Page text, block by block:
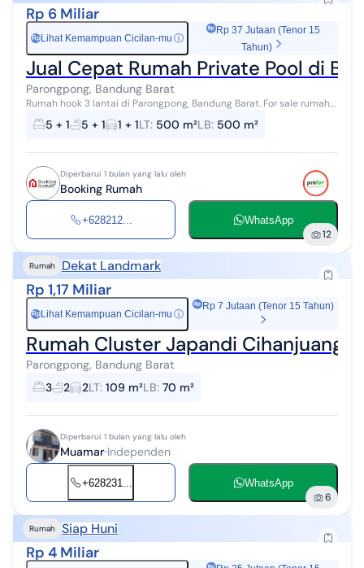
Rp 6 Miliar
Rp Lihat Kemampuan Cicilan-mu ⓘ
Rp 37 Jutaan (Tenor 15
Tahun)
Jual Cepat Rumah Private Pool di
Parongpong, Bandung Barat
Rumah hook 3 lantai di Parongpong, Bandung Barat. For sale rumah
hook di wilayah yang nyaman dengan pemandangan Lokasi
Pinggiran Kota. Properti 3 ...
5 + 1 5 + 1 1 + 1LT: 500 m²LB: 500 m²
Diperbarui 1 bulan yang lalu oleh
Booking Rumah
+628212... WhatsApp
12
Rumah Dekat Landmark
Rp 1,17 Miliar
Rp Lihat Kemampuan Cicilan-mu ⓘ
Rp 7 Jutaan (Tenor 15 Tahun)
Rumah Cluster Japandi Cihanjuang
Parongpong, Bandung Barat
3
2 2LT: 109 m²LB: 70 m²
Diperbarui 1 bulan yang lalu oleh
Muamar Independen
+628231... WhatsApp
6
Rumah Siap Huni
Rp 4 Miliar